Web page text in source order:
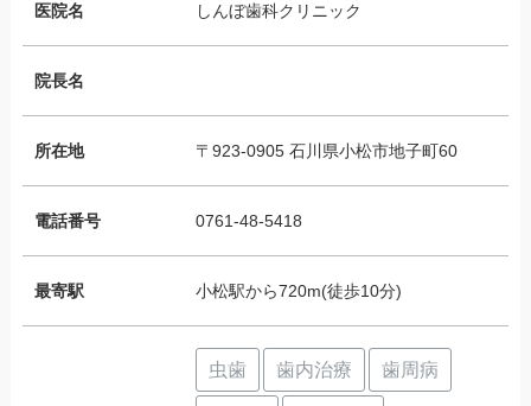
医院名 しんぼ歯科クリニック
院長名
所在地 〒923-0905 石川県小松市地子町60
電話番号 0761-48-5418
最寄駅 小松駅から720m(徒歩10分)
虫歯 歯内治療 歯周病